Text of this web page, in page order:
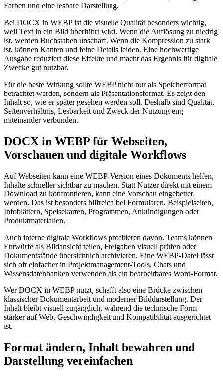
Farben und eine lesbare Darstellung.
Bei DOCX in WEBP ist die visuelle Qualität besonders wichtig,
weil Text in ein Bild überführt wird. Wenn die Auflösung zu niedrig
ist, werden Buchstaben unscharf. Wenn die Kompression zu stark
ist, können Kanten und feine Details leiden. Eine hochwertige
Ausgabe reduziert diese Effekte und macht das Ergebnis für digitale
Zwecke gut nutzbar.
Für die beste Wirkung sollte WEBP nicht nur als Speicherformat
betrachtet werden, sondern als Präsentationsformat. Es zeigt den
Inhalt so, wie er später gesehen werden soll. Deshalb sind Qualität,
Seitenverhältnis, Lesbarkeit und Zweck der Nutzung eng
miteinander verbunden.
DOCX in WEBP für Webseiten,
Vorschauen und digitale Workflows
Auf Webseiten kann eine WEBP-Version eines Dokuments helfen,
Inhalte schneller sichtbar zu machen. Statt Nutzer direkt mit einem
Download zu konfrontieren, kann eine Vorschau eingebettet
werden. Das ist besonders hilfreich bei Formularen, Beispielseiten,
Infoblättern, Speisekarten, Programmen, Ankündigungen oder
Produktmaterialien.
Auch interne digitale Workflows profitieren davon. Teams können
Entwürfe als Bildansicht teilen, Freigaben visuell prüfen oder
Dokumentstände übersichtlich archivieren. Eine WEBP-Datei lässt
sich oft einfacher in Projektmanagement-Tools, Chats und
Wissensdatenbanken verwenden als ein bearbeitbares Word-Format.
Wer DOCX in WEBP nutzt, schafft also eine Brücke zwischen
klassischer Dokumentarbeit und moderner Bilddarstellung. Der
Inhalt bleibt visuell zugänglich, während die technische Form
stärker auf Web, Geschwindigkeit und Kompatibilität ausgerichtet
ist.
Format ändern, Inhalt bewahren und
Darstellung vereinfachen